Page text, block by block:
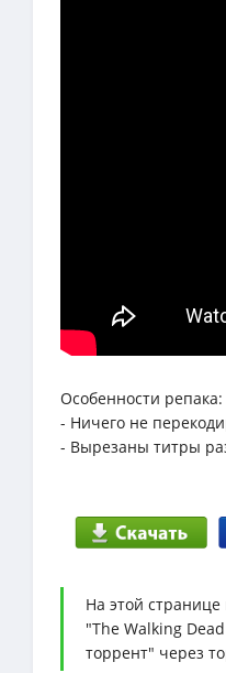
Особенности репака:
- Ничего не
- Вырезаны титры
На этой
"The Walking
торрент" через